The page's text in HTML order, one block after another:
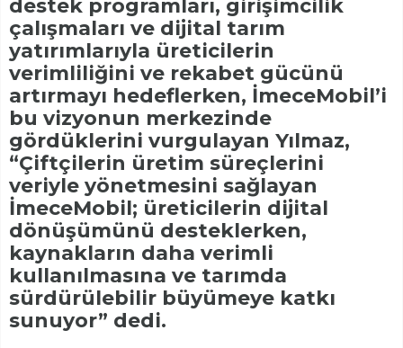
destek programları, girişimcilik
çalışmaları ve dijital tarım
yatırımlarıyla üreticilerin
verimliliğini ve rekabet gücünü
artırmayı hedeflerken, İmeceMobil’i
bu vizyonun merkezinde
gördüklerini vurgulayan Yılmaz,
“Çiftçilerin üretim süreçlerini
veriyle yönetmesini sağlayan
İmeceMobil; üreticilerin dijital
dönüşümünü desteklerken,
kaynakların daha verimli
kullanılmasına ve tarımda
sürdürülebilir büyümeye katkı
sunuyor” dedi.